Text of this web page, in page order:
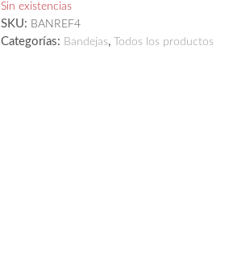
Sin existencias
SKU: BANREF4
Categorías: Bandejas, Todos los productos